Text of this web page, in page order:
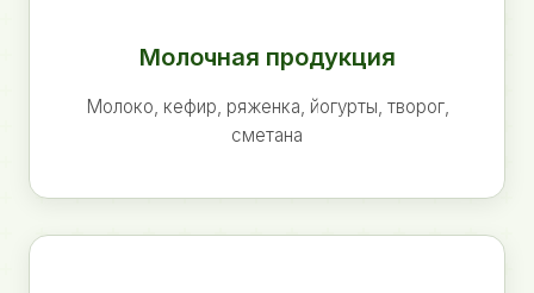
Молочная продукция
Молоко, кефир, ряженка, йогурты, творог,
сметана